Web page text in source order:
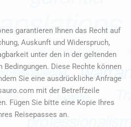
garantieren Ihnen das Recht auf
Auskunft und Widerspruch,
unter den in der geltenden
Bedingungen. Diese Rechte können
Sie eine ausdrückliche Anfrage
mit der Betreffzeile
Fügen Sie bitte eine Kopie Ihres
Reisepasses an.